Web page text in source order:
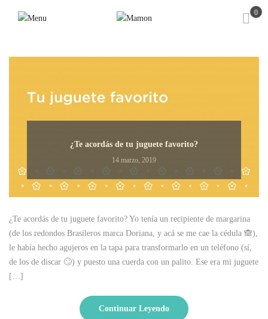
0
¿Te acordás de tu juguete favorito?
14 marzo, 2019
¿Te acordás de tu juguete favorito? Yo tenía un recipiente de margarina
(de los redondos Brasileros marca Doriana, y acá se me cae la cédula 🙈),
le había hecho agujeros en la tapa para transformarlo en un teléfono (sí,
de los de discar 🙄) y puesto una cuerda con un palito. Ese era mi juguete
[…]
Continuar Leyendo